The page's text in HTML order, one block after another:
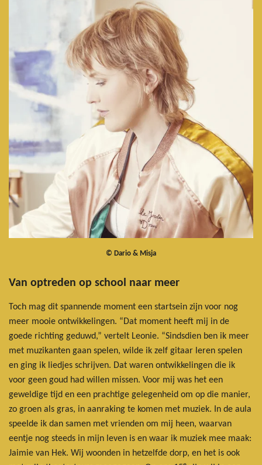
© Dario & Misja
Van optreden op school naar meer
Toch mag dit spannende moment een startsein zijn voor nog
meer mooie ontwikkelingen. “Dat moment heeft mij in de
goede richting geduwd,” vertelt Leonie. “Sindsdien ben ik meer
met muzikanten gaan spelen, wilde ik zelf gitaar leren spelen
en ging ik liedjes schrijven. Dat waren ontwikkelingen die ik
voor geen goud had willen missen. Voor mij was het een
geweldige tijd en een prachtige gelegenheid om op die manier,
zo groen als gras, in aanraking te komen met muziek. In de aula
speelde ik dan samen met vrienden om mij heen, waarvan
eentje nog steeds in mijn leven is en waar ik muziek mee maak:
Jaimie van Hek. Wij woonden in hetzelfde dorp, en het is ook